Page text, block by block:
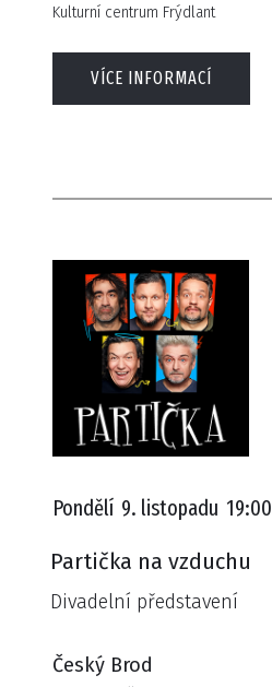
Kulturní centrum Frýdlant
VÍCE INFORMACÍ
Pondělí 9. listopadu 19:00
Partička na vzduchu
Divadelní představení
Český Brod